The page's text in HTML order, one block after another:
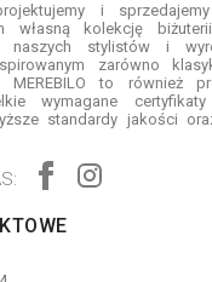
i
własną kolekcję
naszych stylistów i
zarówno
MEREBILO to również
wymagane
standardy jakości